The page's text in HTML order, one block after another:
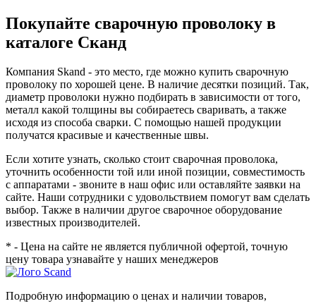
Покупайте сварочную проволоку в
каталоге Сканд
Компания Skand - это место, где можно купить сварочную
проволоку по хорошей цене. В наличие десятки позиций. Так,
диаметр проволоки нужно подбирать в зависимости от того,
металл какой толщины вы собираетесь сваривать, а также
исходя из способа сварки. С помощью нашей продукции
получатся красивые и качественные швы.
Если хотите узнать, сколько стоит сварочная проволока,
уточнить особенности той или иной позиции, совместимость
с аппаратами - звоните в наш офис или оставляйте заявки на
сайте. Наши сотрудники с удовольствием помогут вам сделать
выбор. Также в наличии другое сварочное оборудование
известных производителей.
* - Цена на сайте не является публичной офертой, точную
цену товара узнавайте у наших менеджеров
Подробную информацию о ценах и наличии товаров,